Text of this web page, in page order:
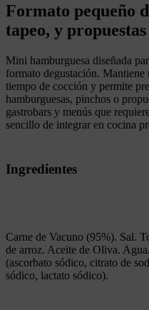
Formato pequeño
tapeo, y
Mini hamburguesa diseñada
formato degustación.
tiempo de cocción y permite
hamburguesas, pinchos o
gastrobars y menús que
sencillo de integrar en cocina
Ingredientes
Carne de Vacuno (95%). Sal.
de arroz. Aceite de Oliva.
(ascorbato sódico, citrato de
sódico, lactato sódico).